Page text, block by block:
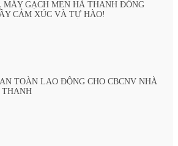
GẠCH MEN HÀ THANH ĐỒNG
CẢM XÚC VÀ TỰ HÀO!
TOÀN LAO ĐỘNG CHO CBCNV NHÀ
THANH